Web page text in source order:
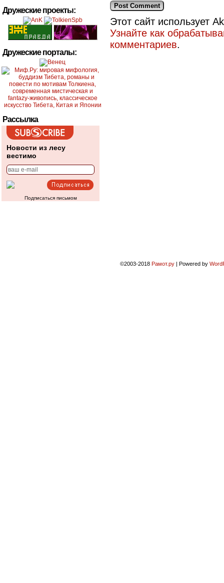
Дружеские проекты:
Дружеские порталы:
Рассылка
Новости из лесу
вестимо
Подписаться письмом
Этот сайт использует
Узнайте как
комментариев.
©2003-2018 Рамот.ру | Powered by